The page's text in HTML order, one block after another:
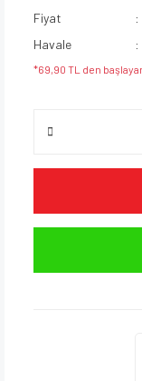
Fiyat
Havale
*69,90 TL den